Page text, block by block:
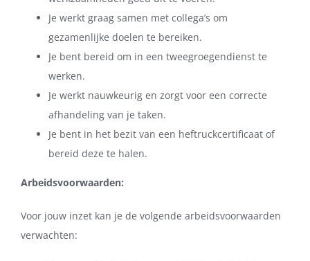
Je werkt graag samen met collega’s om
gezamenlijke doelen te bereiken.
Je bent bereid om in een tweegroegendienst te
werken.
Je werkt nauwkeurig en zorgt voor een correcte
afhandeling van je taken.
Je bent in het bezit van een heftruckcertificaat of
bereid deze te halen.
Arbeidsvoorwaarden:
Voor jouw inzet kan je de volgende arbeidsvoorwaarden
verwachten: